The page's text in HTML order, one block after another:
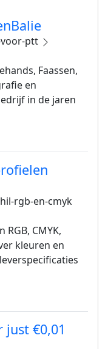
ptt
Faassen,
en
in de jaren
rgb-en-cmyk
CMYK,
kleuren en
just €0,01